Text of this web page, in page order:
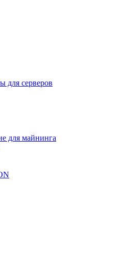
для серверов
для майнинга